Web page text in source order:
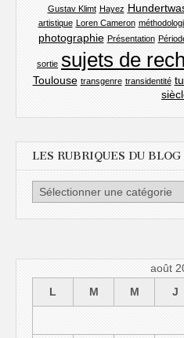
Gustav Klimt Hayez
artistique Loren Cameron
photographie Présentation
sortie sujets de
Toulouse transgenre transidentité
LES RUBRIQUES DU BLOG
rubriques
août
L
M M J